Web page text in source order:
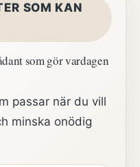
SOM KAN
som gör vardagen
passar när du vill
minska onödig